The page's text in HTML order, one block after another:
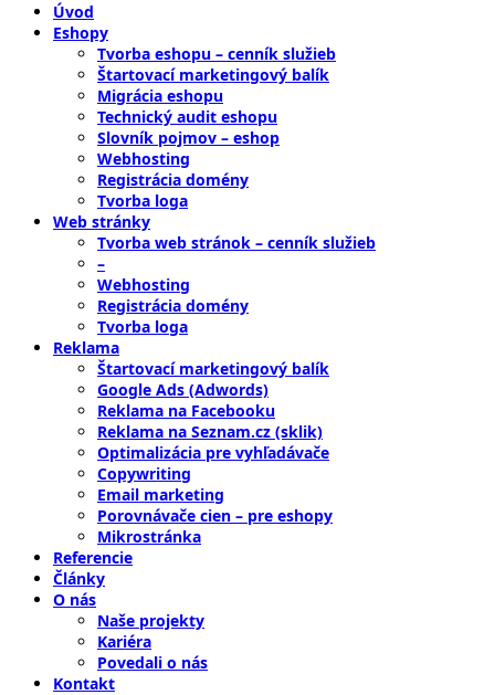
Úvod
Eshopy
Tvorba eshopu – cenník služieb
Štartovací marketingový balík
Migrácia eshopu
Technický audit eshopu
Slovník pojmov – eshop
Webhosting
Registrácia domény
Tvorba loga
Web stránky
Tvorba web stránok – cenník služieb
–
Webhosting
Registrácia domény
Tvorba loga
Reklama
Štartovací marketingový balík
Google Ads (Adwords)
Reklama na Facebooku
Reklama na Seznam.cz (sklik)
Optimalizácia pre vyhľadávače
Copywriting
Email marketing
Porovnávače cien – pre eshopy
Mikrostránka
Referencie
Články
O nás
Naše projekty
Kariéra
Povedali o nás
Kontakt